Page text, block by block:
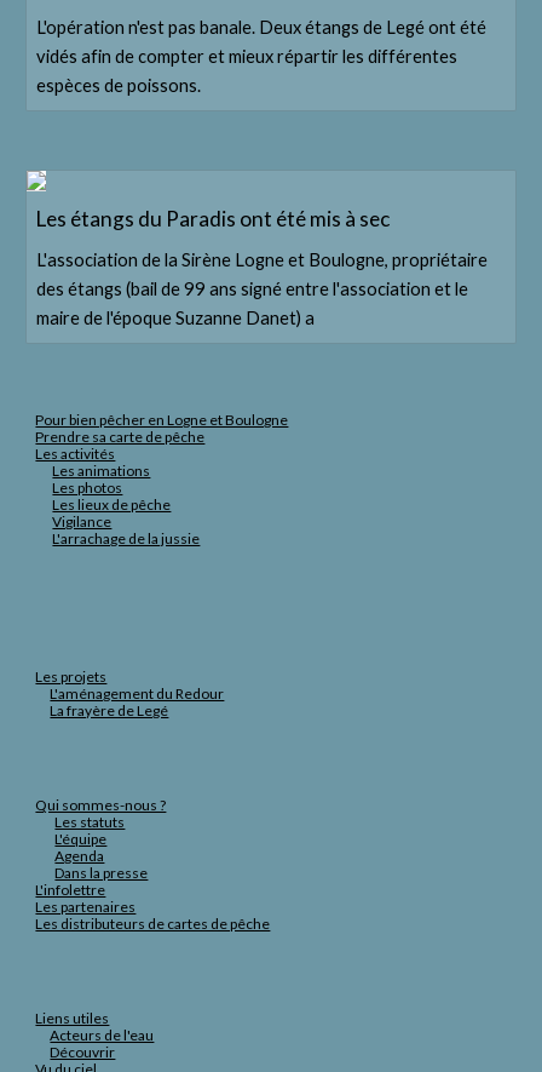
L'opération n'est pas banale. Deux étangs de Legé ont été
vidés afin de compter et mieux répartir les différentes
espèces de poissons.
Les étangs du Paradis ont été mis à sec
L'association de la Sirène Logne et Boulogne, propriétaire
des étangs (bail de 99 ans signé entre l'association et le
maire de l'époque Suzanne Danet) a
Pour bien pêcher en Logne et Boulogne
Prendre sa carte de pêche
Les activités
Les animations
Les photos
Les lieux de pêche
Vigilance
L'arrachage de la jussie
Les projets
L'aménagement du Redour
La frayère de Legé
Qui sommes-nous ?
Les statuts
L'équipe
Agenda
Dans la presse
L'infolettre
Les partenaires
Les distributeurs de cartes de pêche
Liens utiles
Acteurs de l'eau
Découvrir